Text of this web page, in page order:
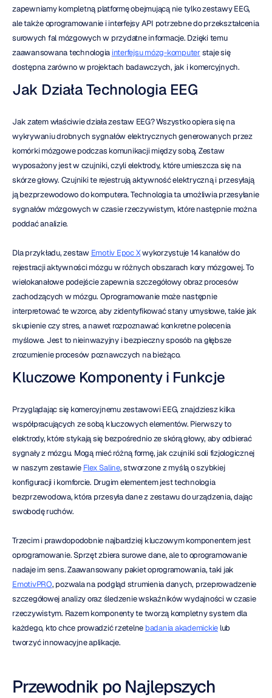
zapewniamy kompletną platformę obejmującą nie tylko zestawy EEG,
ale także oprogramowanie i interfejsy API potrzebne do przekształcenia
surowych fal mózgowych w przydatne informacje. Dzięki temu
zaawansowana technologia interfejsu mózg-komputer staje się
dostępna zarówno w projektach badawczych, jak i komercyjnych.
Jak Działa Technologia EEG
Jak zatem właściwie działa zestaw EEG? Wszystko opiera się na
wykrywaniu drobnych sygnałów elektrycznych generowanych przez
komórki mózgowe podczas komunikacji między sobą. Zestaw
wyposażony jest w czujniki, czyli elektrody, które umieszcza się na
skórze głowy. Czujniki te rejestrują aktywność elektryczną i przesyłają
ją bezprzewodowo do komputera. Technologia ta umożliwia przesyłanie
sygnałów mózgowych w czasie rzeczywistym, które następnie można
poddać analizie.
Dla przykładu, zestaw Emotiv Epoc X wykorzystuje 14 kanałów do
rejestracji aktywności mózgu w różnych obszarach kory mózgowej. To
wielokanałowe podejście zapewnia szczegółowy obraz procesów
zachodzących w mózgu. Oprogramowanie może następnie
interpretować te wzorce, aby zidentyfikować stany umysłowe, takie jak
skupienie czy stres, a nawet rozpoznawać konkretne polecenia
myślowe. Jest to nieinwazyjny i bezpieczny sposób na głębsze
zrozumienie procesów poznawczych na bieżąco.
Kluczowe Komponenty i Funkcje
Przyglądając się komercyjnemu zestawowi EEG, znajdziesz kilka
współpracujących ze sobą kluczowych elementów. Pierwszy to
elektrody, które stykają się bezpośrednio ze skórą głowy, aby odbierać
sygnały z mózgu. Mogą mieć różną formę, jak czujniki soli fizjologicznej
w naszym zestawie Flex Saline, stworzone z myślą o szybkiej
konfiguracji i komforcie. Drugim elementem jest technologia
bezprzewodowa, która przesyła dane z zestawu do urządzenia, dając
swobodę ruchów.
Trzecim i prawdopodobnie najbardziej kluczowym komponentem jest
oprogramowanie. Sprzęt zbiera surowe dane, ale to oprogramowanie
EmotivPRO, pozwala na podgląd strumienia danych, przeprowadzenie
szczegółowej analizy oraz śledzenie wskaźników wydajności w czasie
rzeczywistym. Razem komponenty te tworzą kompletny system dla
każdego, kto chce prowadzić rzetelne badania akademickie lub
tworzyć innowacyjne aplikacje.
Przewodnik po Najlepszych